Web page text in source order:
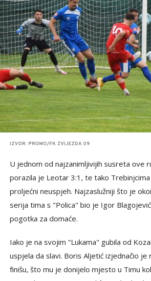
IZVOR: PROMO/FK ZVIJEZDA 09
U jednom od najzanimljivijih susreta ove
porazila je Leotar 3:1, te tako
proljećni neuspjeh. Najzaslužniji što je
serija tima s "Polica" bio je Igor
pogotka za domaće.
Iako je na svojim "Lukama" gubila od
uspjela da slavi. Boris Aljetić izjednačio je
finišu, što mu je donijelo mjesto u Timu